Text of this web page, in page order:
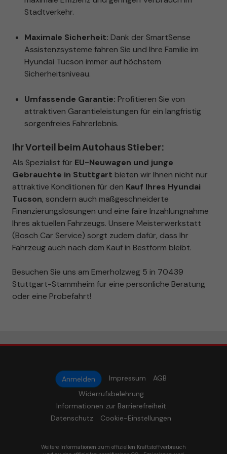
Stadtverkehr.
Maximale Sicherheit: Dank der SmartSense
Assistenzsysteme fahren Sie und Ihre Familie im
Hyundai Tucson immer auf höchstem
Sicherheitsniveau.
Umfassende Garantie: Profitieren Sie von
attraktiven Garantieleistungen für ein langfristig
sorgenfreies Fahrerlebnis.
Ihr Vorteil beim Autohaus Stieber:
Als Spezialist für EU-Neuwagen und junge
Gebrauchte in Stuttgart bieten wir Ihnen nicht nur
attraktive Konditionen für den Kauf Ihres Hyundai
Tucson, sondern auch maßgeschneiderte
Finanzierungslösungen und eine faire Inzahlungnahme
Ihres aktuellen Fahrzeugs. Unsere Meisterwerkstatt
(Bosch Car Service) sorgt zudem dafür, dass Ihr
Fahrzeug auch nach dem Kauf in Bestform bleibt.
Besuchen Sie uns am Emerholzweg 5 in 70439
Stuttgart-Stammheim für eine persönliche Beratung
oder eine Probefahrt!
Anmelden Impressum
AGB
Widerrufsbelehrung
Informationen zur Barrierefreiheit
Datenschutz
Cookie-Einstellungen
Weitere Informationen zum offiziellen Kraftstoffverbrauch